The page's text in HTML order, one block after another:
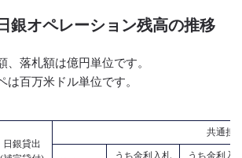
銀オペレーション残高の推移
、落札額は億円単位です。
は百万米ドル単位です。
日銀貸出
共通担
うち金利入札
うち金利入